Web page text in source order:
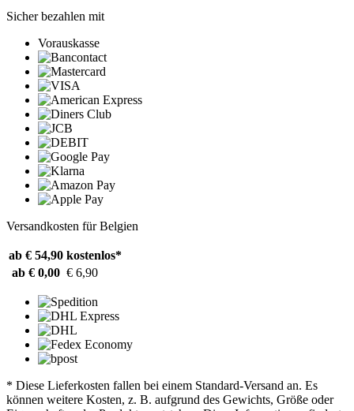
Sicher bezahlen mit
Vorauskasse
Versandkosten für Belgien
ab € 54,90 kostenlos*
ab € 0,00 € 6,90
* Diese Lieferkosten fallen bei einem Standard-Versand an. Es
können weitere Kosten, z. B. aufgrund des Gewichts, Größe oder